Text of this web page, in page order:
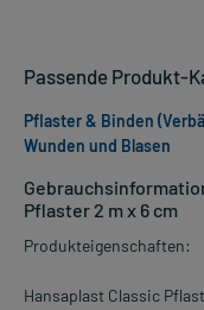
Pflaster 2 m x 6 cm
Produkteigenschaften:
Hansaplast Classic
Passende Produkt-
Pflaster & Binden
Wunden und Blasen